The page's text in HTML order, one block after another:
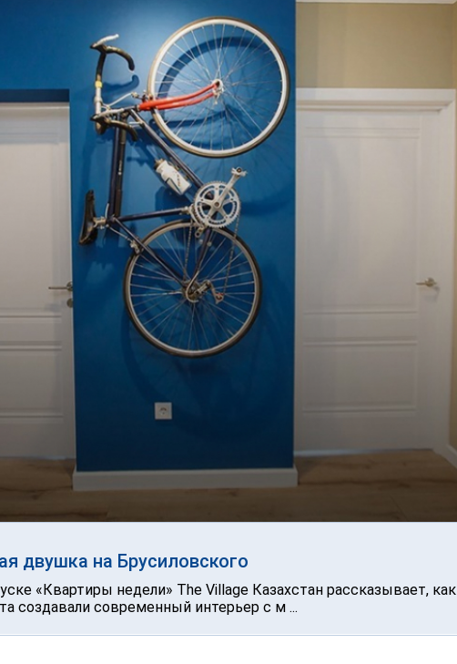
двушка на Брусиловского
«Квартиры недели» The Village Казахстан рассказывает, как
создавали современный интерьер с м ...